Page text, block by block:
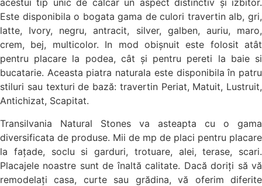
acestui tip unic de calcar un aspect distinctiv și izbitor.
Este disponibila o bogata gama de culori travertin alb, gri,
latte, Ivory, negru, antracit, silver, galben, auriu, maro,
crem, bej, multicolor. In mod obișnuit este folosit atât
pentru placare la podea, cât și pentru pereti la baie si
bucatarie. Aceasta piatra naturala este disponibila în patru
stiluri sau texturi de bază: travertin Periat, Matuit, Lustruit,
Antichizat, Scapitat.
Transilvania Natural Stones va asteapta cu o gama
diversificata de produse. Mii de mp de placi pentru placare
la fațade, soclu si garduri, trotuare, alei, terase, scari.
Placajele noastre sunt de înaltă calitate. Dacă doriți să vă
remodelați casa, curte sau grădina, vă oferim diferite